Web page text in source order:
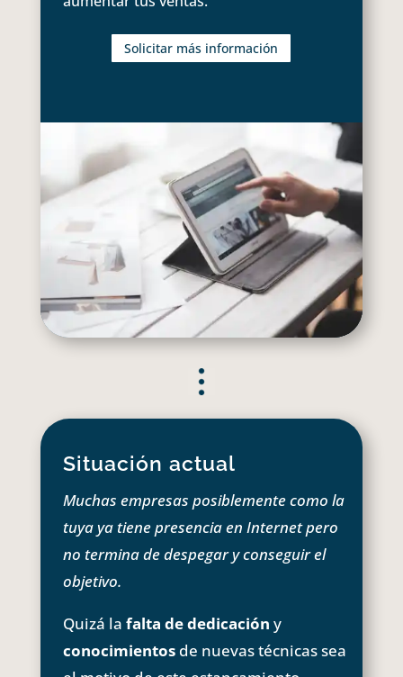
Solicitar más información
Situación actual
Muchas empresas posiblemente como la
tuya ya tiene presencia en Internet pero
no termina de despegar y conseguir el
objetivo.
Quizá la falta de dedicación y
conocimientosde nuevas técnicas sea